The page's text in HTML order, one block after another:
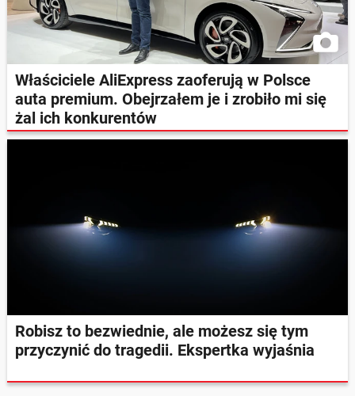
Właściciele AliExpress zaoferują w Polsce
auta premium. Obejrzałem je i zrobiło mi się
żal ich konkurentów
Robisz to bezwiednie, ale możesz się tym
przyczynić do tragedii. Ekspertka wyjaśnia